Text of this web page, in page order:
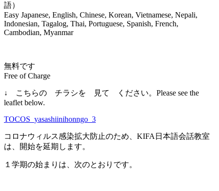
語）
Easy Japanese, English, Chinese, Korean, Vietnamese, Nepali,
Indonesian, Tagalog, Thai, Portuguese, Spanish, French,
Cambodian, Myanmar
無料です
Free of Charge
↓ こちらの チラシを 見て ください。Please see the
leaflet below.
TOCOS_yasashiinihonngo_3
コロナウィルス感染拡大防止のため、 KIFA 日本語会話教室
は、開始を延期します。
１学期の始まりは、次のとおりです。